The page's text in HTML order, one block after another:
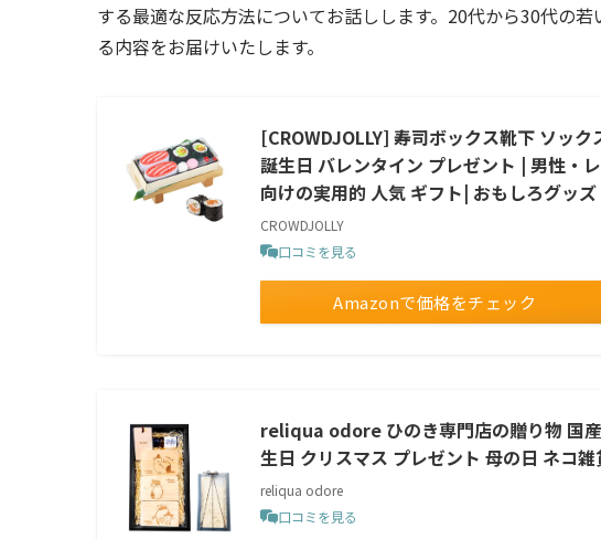
する最適な反応方法についてお話しします。20代から30代の
る内容をお届けいたします。
[CROWDJOLLY] 寿司ボックス靴下 ソッ
誕生日 バレンタイン プレゼント | 男性・
向けの実用的 人気 ギフト| おもしろグッズ
CROWDJOLLY
口コミを見る
Amazonで価格をチェック
reliqua odore ひのき専門店の贈り物 国
生日 クリスマス プレゼント 母の日 ネコ
reliqua odore
口コミを見る